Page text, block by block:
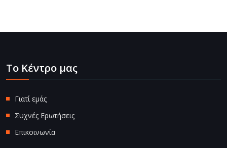
Το Κέντρο μας
Γιατί εμάς
Συχνές Ερωτήσεις
Επικοινωνία